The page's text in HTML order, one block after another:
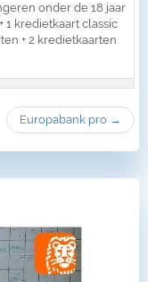
onder de 18 jaar
1 kredietkaart classic
+ 2 kredietkaarten
Europabank pro →